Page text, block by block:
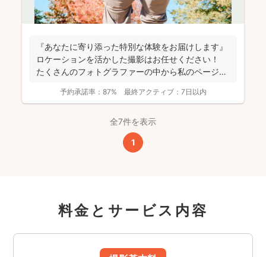
『あなたに寄り添った特別な体験をお届けします』
ロケーションを活かした撮影はお任せください！
たくさんのフォトグラファーの中から私のページに
予約承諾率： 87% 最終アクティブ： 7日以内
全7件を表示
1
料金とサービス内容